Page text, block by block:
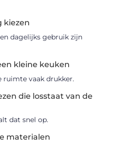
kiezen
dagelijks gebruik zijn
kleine keuken
ruimte vaak drukker.
die losstaat van de
dat snel op.
materialen